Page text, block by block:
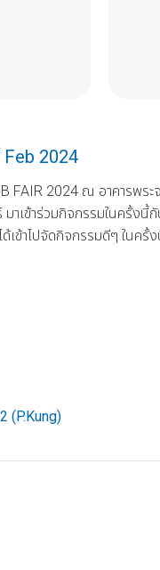
2024
FAIR 2024 ณ อาคารพร
เข้าร่วมกิจกรรมในครั้งนี้
เข้าไปจัดกิจกรรมดีๆ ในครั้
(P.Kung)